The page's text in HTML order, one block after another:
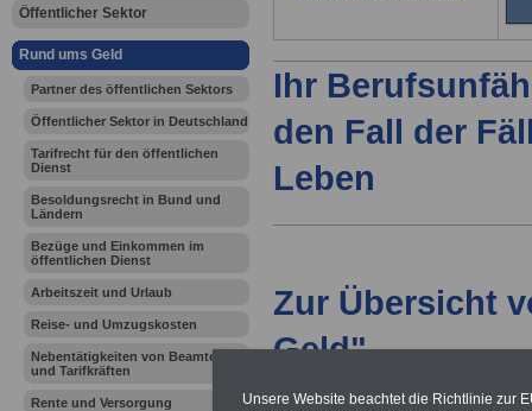
Öffentlicher Sektor
Rund ums Geld
Partner des öffentlichen Sektors
Öffentlicher Sektor in Deutschland
Tarifrecht für den öffentlichen
Dienst
Besoldungsrecht in Bund und
Ländern
Bezüge und Einkommen im
öffentlichen Dienst
Arbeitszeit und Urlaub
Reise- und Umzugskosten
Nebentätigkeiten von Beamten
und Tarifkräften
Rente und Versorgung
Ihr
den Fall der
Leben
Zur Übersicht
Geld"
Unsere Website beachtet die Richtlinie zur